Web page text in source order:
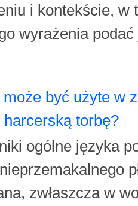
i kontekście, w
wyrażenia
może być użyte w
harcerską torbę?
ogólne języka
zwłaszcza w